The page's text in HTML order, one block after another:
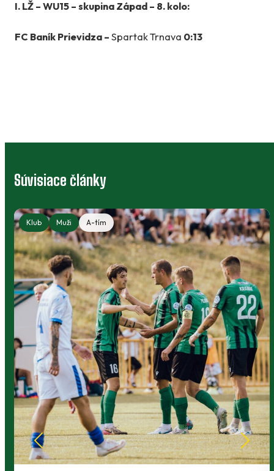
I. LŽ – WU15 – skupina Západ – 8. kolo:
FC Baník Prievidza – Spartak Trnava 0:13
Súvisiace články
Klub Muži A-tím